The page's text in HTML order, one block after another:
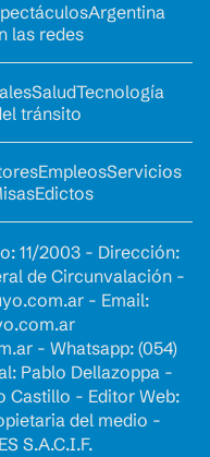
Argentina
las redes
SaludTecnología
tránsito
EmpleosServicios
Edictos
11/2003 - Dirección:
de Circunvalación -
- Email:
- Whatsapp: (054)
Pablo Dellazoppa -
Castillo - Editor Web:
del medio -
S.A.C.I.F.